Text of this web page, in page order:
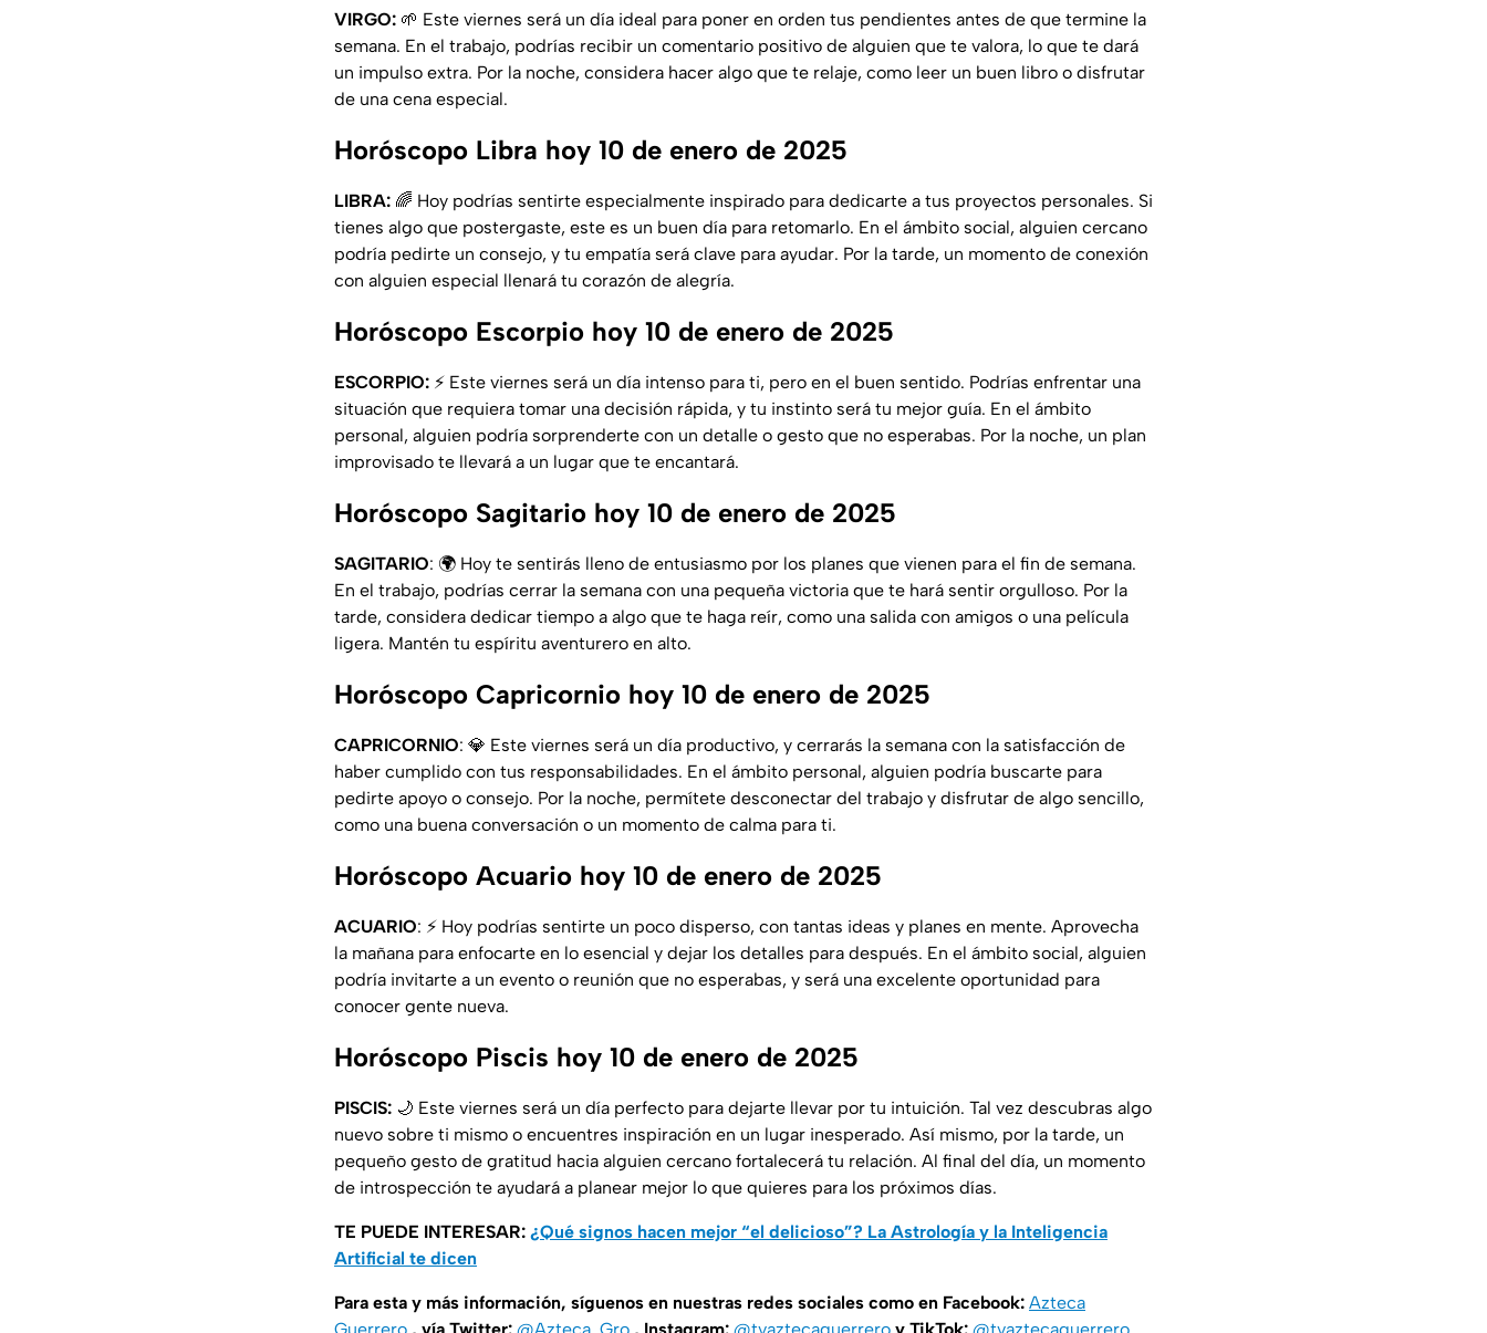
VIRGO: 🌱 Este viernes será un día ideal para poner en orden tus pendientes antes de que termine la
semana. En el trabajo, podrías recibir un comentario positivo de alguien que te valora, lo que te dará
un impulso extra. Por la noche, considera hacer algo que te relaje, como leer un buen libro o disfrutar
de una cena especial.
Horóscopo Libra hoy 10 de enero de 2025
LIBRA: 🌈 Hoy podrías sentirte especialmente inspirado para dedicarte a tus proyectos personales. Si
tienes algo que postergaste, este es un buen día para retomarlo. En el ámbito social, alguien cercano
podría pedirte un consejo, y tu empatía será clave para ayudar. Por la tarde, un momento de conexión
con alguien especial llenará tu corazón de alegría.
Horóscopo Escorpio hoy 10 de enero de 2025
ESCORPIO: ⚡ Este viernes será un día intenso para ti, pero en el buen sentido. Podrías enfrentar una
situación que requiera tomar una decisión rápida, y tu instinto será tu mejor guía. En el ámbito
personal, alguien podría sorprenderte con un detalle o gesto que no esperabas. Por la noche, un plan
improvisado te llevará a un lugar que te encantará.
Horóscopo Sagitario hoy 10 de enero de 2025
SAGITARIO: 🌍 Hoy te sentirás lleno de entusiasmo por los planes que vienen para el fin de semana.
En el trabajo, podrías cerrar la semana con una pequeña victoria que te hará sentir orgulloso. Por la
tarde, considera dedicar tiempo a algo que te haga reír, como una salida con amigos o una película
ligera. Mantén tu espíritu aventurero en alto.
Horóscopo Capricornio hoy 10 de enero de 2025
CAPRICORNIO: 💎 Este viernes será un día productivo, y cerrarás la semana con la satisfacción de
haber cumplido con tus responsabilidades. En el ámbito personal, alguien podría buscarte para
pedirte apoyo o consejo. Por la noche, permítete desconectar del trabajo y disfrutar de algo sencillo,
como una buena conversación o un momento de calma para ti.
Horóscopo Acuario hoy 10 de enero de 2025
ACUARIO: ⚡ Hoy podrías sentirte un poco disperso, con tantas ideas y planes en mente. Aprovecha
la mañana para enfocarte en lo esencial y dejar los detalles para después. En el ámbito social, alguien
podría invitarte a un evento o reunión que no esperabas, y será una excelente oportunidad para
conocer gente nueva.
Horóscopo Piscis hoy 10 de enero de 2025
PISCIS: 🌙 Este viernes será un día perfecto para dejarte llevar por tu intuición. Tal vez descubras algo
nuevo sobre ti mismo o encuentres inspiración en un lugar inesperado. Así mismo, por la tarde, un
pequeño gesto de gratitud hacia alguien cercano fortalecerá tu relación. Al final del día, un momento
de introspección te ayudará a planear mejor lo que quieres para los próximos días.
TE PUEDE INTERESAR: ¿Qué signos hacen mejor “el delicioso”? La Astrología y la Inteligencia
Artificial te dicen
Para esta y más información, síguenos en nuestras redes sociales como en Facebook: Azteca